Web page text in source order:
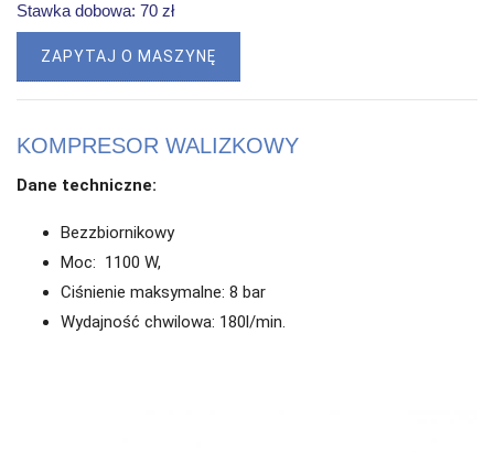
Stawka dobowa: 70 zł
ZAPYTAJ O MASZYNĘ
KOMPRESOR WALIZKOWY
Dane techniczne:
Bezzbiornikowy
Moc: 1100 W,
Ciśnienie maksymalne: 8 bar
Wydajność chwilowa: 180l/min.